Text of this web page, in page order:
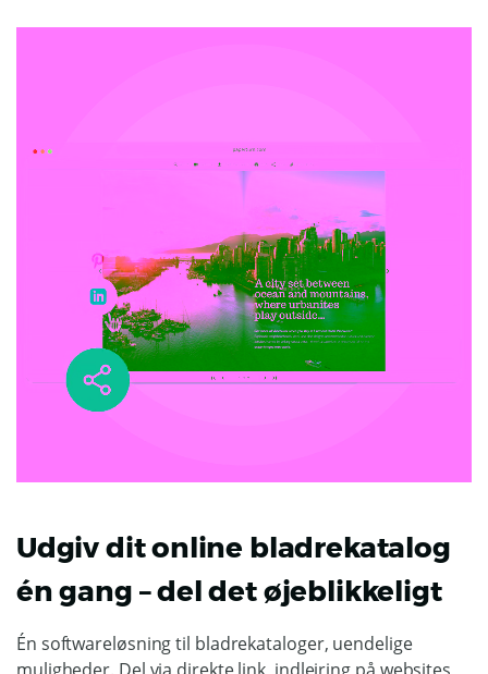
Udgiv dit online bladrekatalog
én gang – del det øjeblikkeligt
Én softwareløsning til bladrekataloger, uendelige